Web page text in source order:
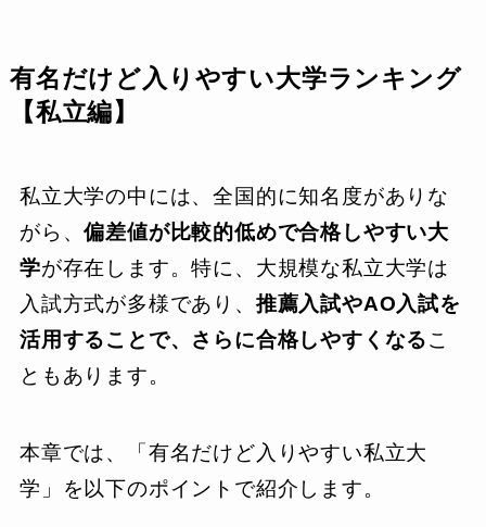
有名だけど入りやすい大学ランキング
【私立編】
私立大学の中には、全国的に知名度がありな
がら、偏差値が比較的低めで合格しやすい大
学が存在します。特に、大規模な私立大学は
入試方式が多様であり、 推薦入試やAO入試を
活用することで、さらに合格しやすくなるこ
ともあります。
本章では、「有名だけど入りやすい私立大
学」を以下のポイントで紹介します。